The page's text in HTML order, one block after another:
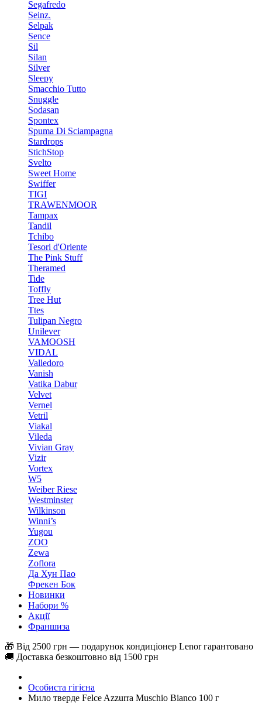
Segafredo
Seinz.
Selpak
Sence
Sil
Silan
Silver
Sleepy
Smacchio Tutto
Snuggle
Sodasan
Spontex
Spuma Di Sciampagna
Stardrops
StichStop
Svelto
Sweet Home
Swiffer
TIGI
TRAWENMOOR
Tampax
Tandil
Tchibo
Tesori d'Oriente
The Pink Stuff
Theramed
Tide
Toffly
Tree Hut
Ttes
Tulipan Negro
Unilever
VAMOOSH
VIDAL
Valledoro
Vanish
Vatika Dabur
Velvet
Vernel
Vetril
Viakal
Vileda
Vivian Gray
Vizir
Vortex
W5
Weiber Riese
Westminster
Wilkinson
Winni’s
Yugou
ZOO
Zewa
Zoflora
Да Хун Пао
Фрекен Бок
Новинки
Набори %
Акції
Франшиза
🎁 Від 2500 грн — подарунок кондиціонер Lenor гарантовано
🚚 Доставка безкоштовно від 1500 грн
Особиста гігієна
Мило тверде Felce Azzurra Muschio Bianco 100 г